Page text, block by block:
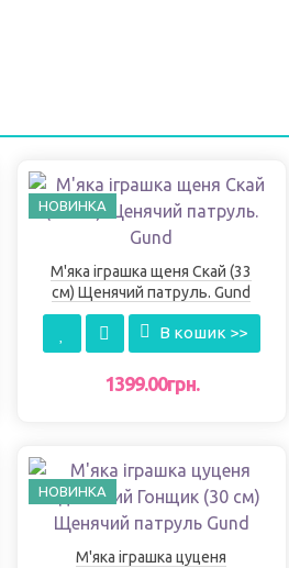
НОВИНКА
М'яка іграшка щеня Скай (33
см) Щенячий патруль. Gund
В кошик >>
1399.00грн.
НОВИНКА
М'яка іграшка цуценя